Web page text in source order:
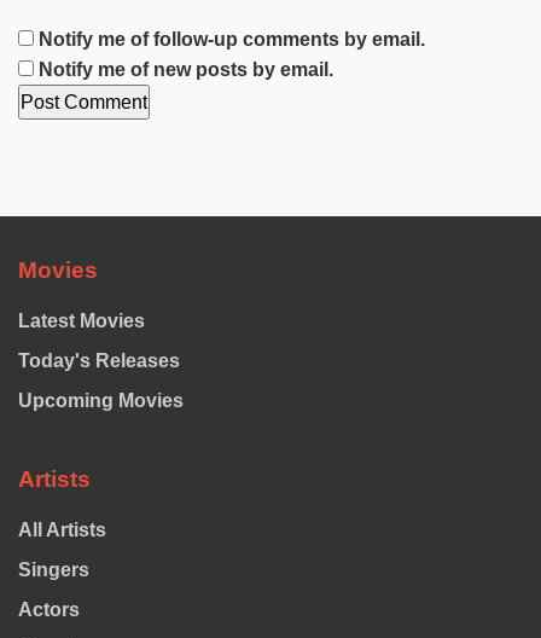
Notify me of follow-up comments by email.
Notify me of new posts by email.
Movies
Latest Movies
Today's Releases
Upcoming Movies
Artists
All Artists
Singers
Actors